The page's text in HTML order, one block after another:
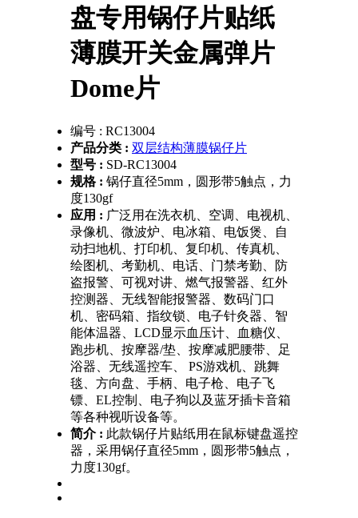
盘专用锅仔片贴纸
薄膜开关金属弹片
Dome片
编号 : RC13004
产品分类 : 双层结构薄膜锅仔片
型号 : SD-RC13004
规格 : 锅仔直径5mm，圆形带5触点，力
度130gf
应用 : 广泛用在洗衣机、空调、电视机、
录像机、微波炉、电冰箱、电饭煲、自
动扫地机、打印机、复印机、传真机、
绘图机、考勤机、电话、门禁考勤、防
盗报警、可视对讲、燃气报警器、红外
控测器、无线智能报警器、数码门口
机、密码箱、指纹锁、电子针灸器、智
能体温器、LCD显示血压计、血糖仪、
跑步机、按摩器/垫、按摩减肥腰带、足
浴器、无线遥控车、 PS游戏机、跳舞
毯、方向盘、手柄、电子枪、电子飞
镖、EL控制、电子狗以及蓝牙插卡音箱
等各种视听设备等。
简介 : 此款锅仔片贴纸用在鼠标键盘遥控
器，采用锅仔直径5mm，圆形带5触点，
力度130gf。